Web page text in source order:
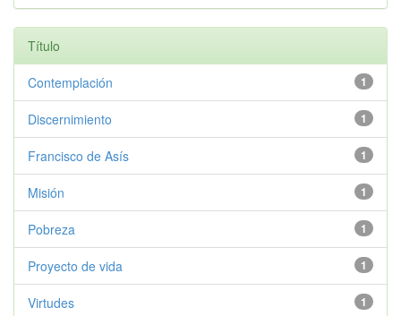
Título
1
Contemplación
1
Discernimiento
1
Francisco de Asís
1
Misión
1
Pobreza
1
Proyecto de vida
1
Virtudes